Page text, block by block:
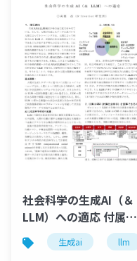
社会科学の生成AI（＆
LLM）への適応 付属資
料
生成ai llm